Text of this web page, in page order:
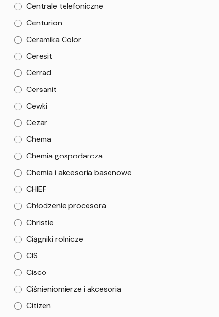
Centrale telefoniczne
Centurion
Ceramika Color
Ceresit
Cerrad
Cersanit
Cewki
Cezar
Chema
Chemia gospodarcza
Chemia i akcesoria basenowe
CHIEF
Chłodzenie procesora
Christie
Ciągniki rolnicze
CIS
Cisco
Ciśnieniomierze i akcesoria
Citizen